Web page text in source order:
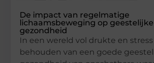
De impact van regelmatige
lichaamsbeweging op geestelijke
gezondheid
In een wereld vol drukte en
behouden van een goede